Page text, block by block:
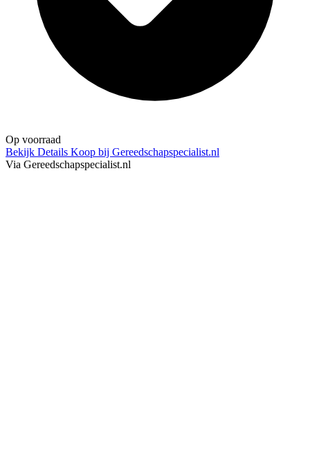
Op voorraad
Bekijk Details Koop bij Gereedschapspecialist.nl
Via Gereedschapspecialist.nl